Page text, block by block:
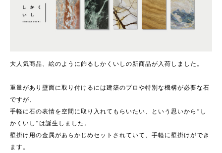
大人気商品、絵のように飾るしかくいしの新商品が入荷しました。
重量があり壁面に取り付けるには建築のプロや特別な機構が必要な石
ですが、
手軽に石の表情を空間に取り入れてもらいたい、という思いから“し
かくいし”は誕生しました。
壁掛け用の金属があらかじめセットされていて、手軽に壁掛けができ
ます。